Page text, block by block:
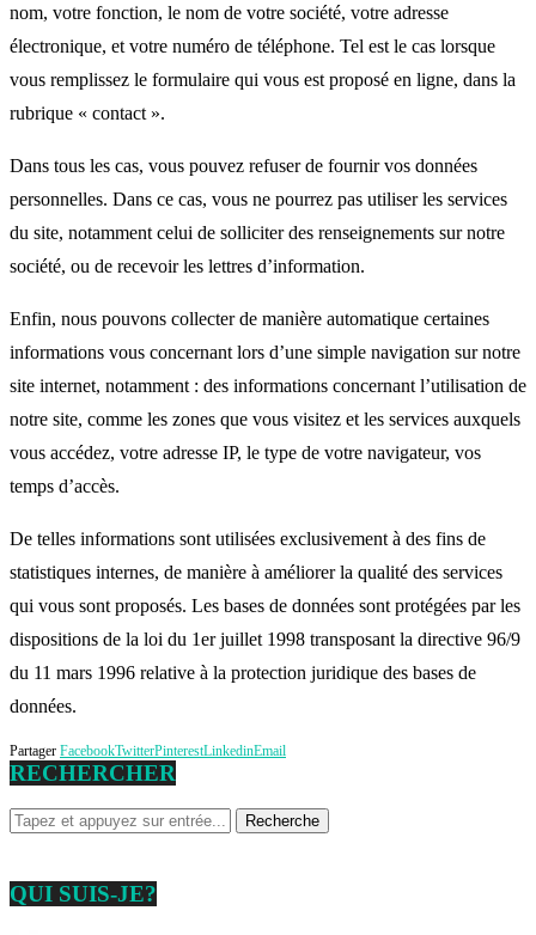
nom, votre fonction, le nom de votre société, votre adresse
électronique, et votre numéro de téléphone. Tel est le cas lorsque
vous remplissez le formulaire qui vous est proposé en ligne, dans la
rubrique « contact ».
Dans tous les cas, vous pouvez refuser de fournir vos données
personnelles. Dans ce cas, vous ne pourrez pas utiliser les services
du site, notamment celui de solliciter des renseignements sur notre
société, ou de recevoir les lettres d’information.
Enfin, nous pouvons collecter de manière automatique certaines
informations vous concernant lors d’une simple navigation sur notre
site internet, notamment : des informations concernant l’utilisation de
notre site, comme les zones que vous visitez et les services auxquels
vous accédez, votre adresse IP, le type de votre navigateur, vos
temps d’accès.
De telles informations sont utilisées exclusivement à des fins de
statistiques internes, de manière à améliorer la qualité des services
qui vous sont proposés. Les bases de données sont protégées par les
dispositions de la loi du 1er juillet 1998 transposant la directive 96/9
du 11 mars 1996 relative à la protection juridique des bases de
données.
Partager FacebookTwitterPinterestLinkedinEmail
RECHERCHER
QUI SUIS-JE?